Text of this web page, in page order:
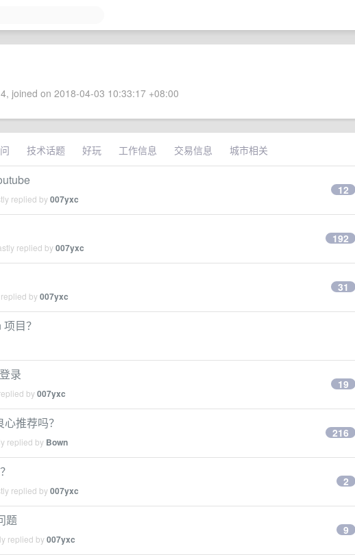
joined on 2018-04-03 10:33:17 +08:00
技术话题 好玩 工作信息 交易信息 城市相关
replied by007yxc
12
replied by007yxc
192
by007yxc
31
目？
录
by007yxc
19
推荐吗？
replied by Bown
216
replied by007yxc
2
题
replied by007yxc
9